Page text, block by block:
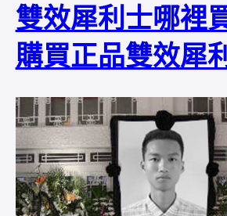
雙效犀利士哪裡
購買正品雙效犀